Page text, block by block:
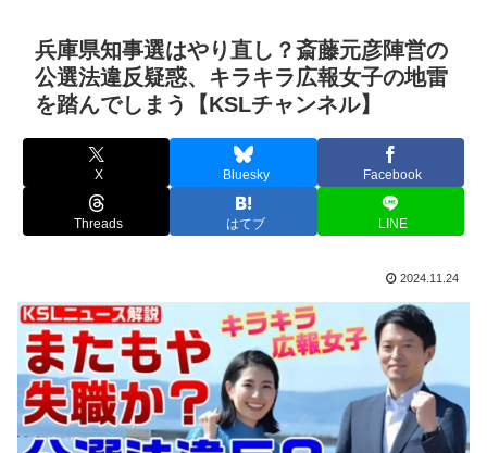
兵庫県知事選はやり直し？斎藤元彦陣営の
公選法違反疑惑、キラキラ広報女子の地雷
を踏んでしまう【KSLチャンネル】
X Bluesky Facebook
Threads はてブ LINE
2024.11.24